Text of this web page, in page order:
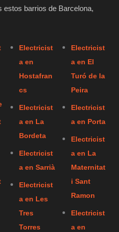
estos barrios de Barcelona,
Electricist
a en
Hostafran
cs
Electricist
a en La
Bordeta
Electricist
a en Sarrià
Electricist
a en Les
Tres
Torres
Electricist
a en El
Turó de la
Peira
Electricist
a en Porta
Electricist
a en La
Maternitat
i Sant
Ramon
Electricist
a en